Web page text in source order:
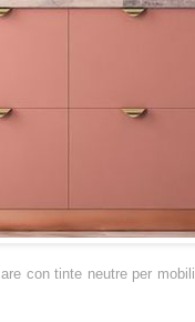
con tinte neutre per mobili